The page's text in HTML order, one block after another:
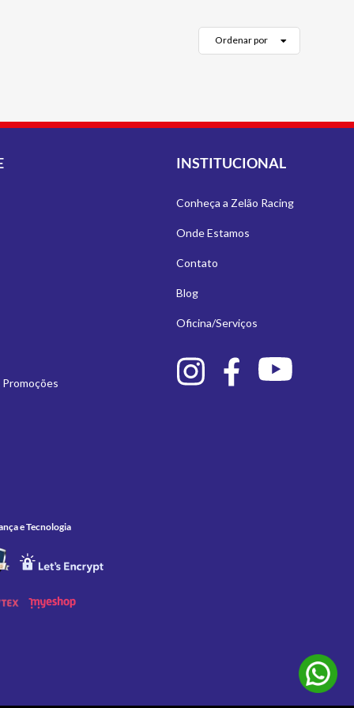
Ordenar por
INSTITUCIONAL
Conheça a Zelão Racing
Onde Estamos
Contato
Blog
Oficina/Serviços
e Tecnologia